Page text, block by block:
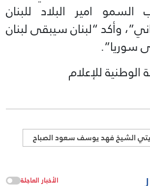
امير البلاد للبنان
وأكد “لبنان سيبقى لبنان
سوريا”.
الوطنية للإعلام
الشيخ فهد يوسف سعود الصباح
الأخبار العاجلة